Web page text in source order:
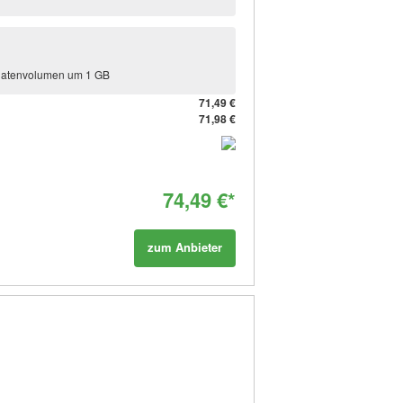
um 1 GB
71,49 €
71,98 €
74,49 €*
zum Anbieter